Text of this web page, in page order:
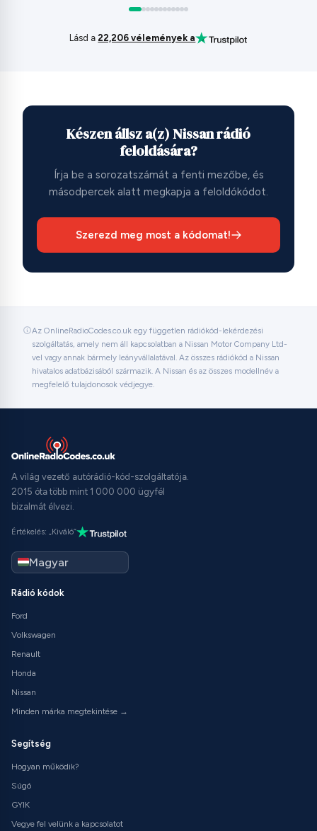
Lásd a22,206 vélemények a
Készen állsz a(z) Nissan rádió
feloldására?
Írja be a sorozatszámát a fenti mezőbe, és
másodpercek alatt megkapja a feloldókódot.
Szerezd meg most a kódomat!
Az OnlineRadioCodes.co.uk egy független rádiókód-lekérdezési
szolgáltatás, amely nem áll kapcsolatban a Nissan Motor Company Ltd-
vel vagy annak bármely leányvállalatával. Az összes rádiókód a Nissan
hivatalos adatbázisából származik. A Nissan és az összes modellnév a
megfelelő tulajdonosok védjegye.
A világ vezető autórádió-kód-szolgáltatója.
2015 óta több mint 1 000 000 ügyfél
bizalmát élvezi.
Értékelés: „Kiváló”
Rádió kódok
Ford
Volkswagen
Renault
Honda
Nissan
Minden márka megtekintése →
Segítség
Hogyan működik?
Súgó
GYIK
Vegye fel velünk a kapcsolatot